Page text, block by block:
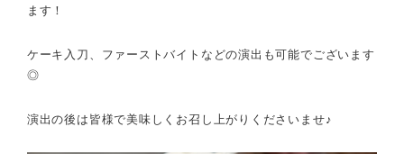
ます！
ケーキ入刀、ファーストバイトなどの演出も可能でございます
◎
演出の後は皆様で美味しくお召し上がりくださいませ♪